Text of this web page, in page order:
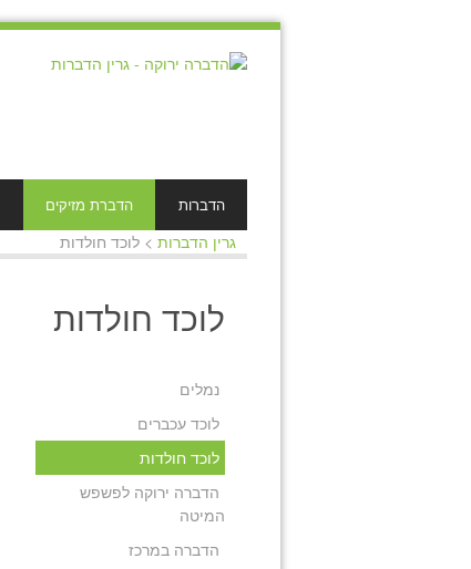
הדברות הדברת מזיקים
גרין הדברות > לוכד חולדות
לוכד חולדות
נמלים
לוכד עכברים
לוכד חולדות
הדברה ירוקה לפשפש
המיטה
הדברה במרכז